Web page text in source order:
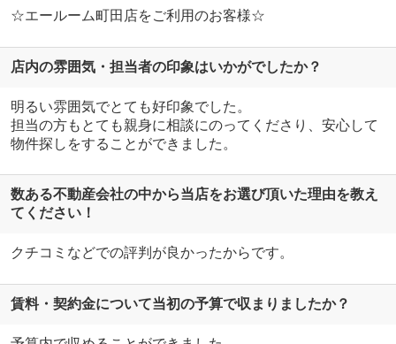
☆エールーム町田店をご利用のお客様☆
店内の雰囲気・担当者の印象はいかがでしたか？
明るい雰囲気でとても好印象でした。
担当の方もとても親身に相談にのってくださり、安心して
物件探しをすることができました。
数ある不動産会社の中から当店をお選び頂いた理由を教え
てください！
クチコミなどでの評判が良かったからです。
賃料・契約金について当初の予算で収まりましたか？